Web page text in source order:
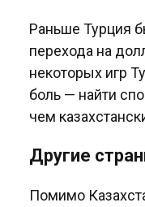
Раньше Турция
перехода на
некоторых игр
боль — найти
чем
Другие
Помимо